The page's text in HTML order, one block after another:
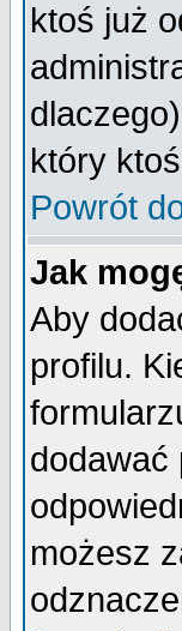
ktoś już
który
Powrót
Jak
Aby
profilu.
dodawać
możesz